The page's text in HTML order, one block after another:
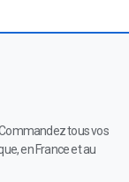
tous vos
en France et au